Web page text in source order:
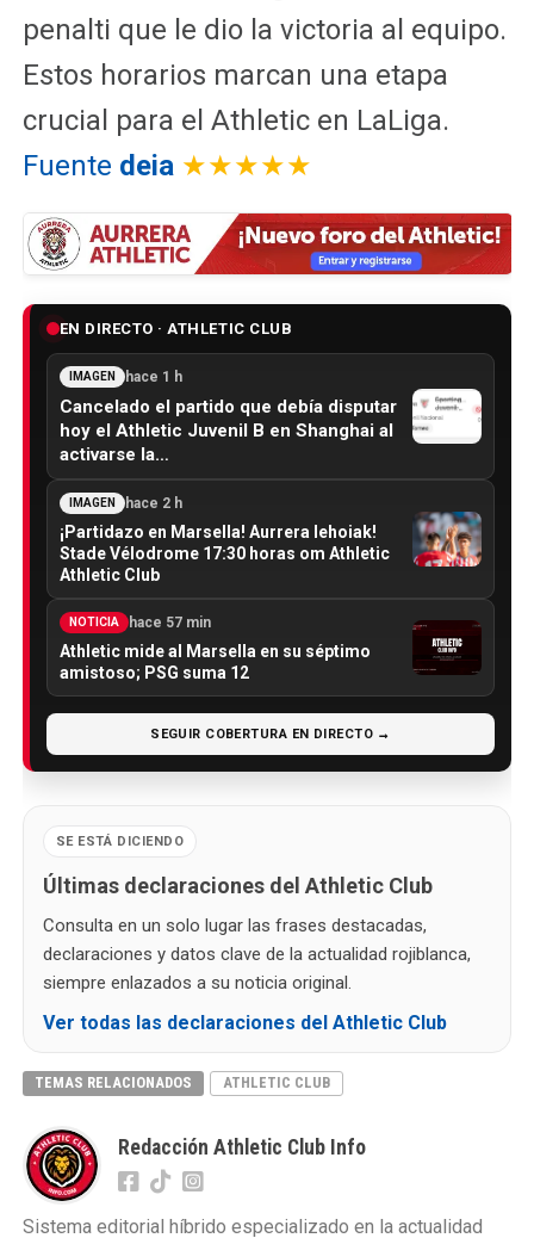
penalti que le dio la victoria al equipo.
Estos horarios marcan una etapa
crucial para el Athletic en LaLiga.
Fuente deia★★★★★
EN DIRECTO · ATHLETIC CLUB
IMAGEN hace 1 h
Cancelado el partido que debía disputar
hoy el Athletic Juvenil B en Shanghai al
activarse la…
IMAGEN hace 2 h
¡Partidazo en Marsella! Aurrera lehoiak!
Stade Vélodrome 17:30 horas om Athletic
Athletic Club
NOTICIA hace 57 min
Athletic mide al Marsella en su séptimo
amistoso; PSG suma 12
SEGUIR COBERTURA EN DIRECTO →
SE ESTÁ DICIENDO
Últimas declaraciones del Athletic Club
Consulta en un solo lugar las frases destacadas,
declaraciones y datos clave de la actualidad rojiblanca,
siempre enlazados a su noticia original.
Ver todas las declaraciones del Athletic Club
TEMAS RELACIONADOS ATHLETIC CLUB
Redacción Athletic Club Info
Sistema editorial híbrido especializado en la actualidad